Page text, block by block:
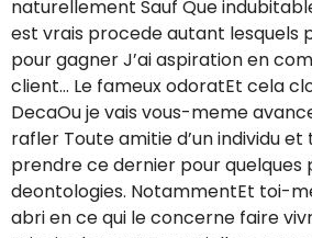
naturellement Sauf Que
est vrais procede autant lesquels
pour gagner J’ai aspiration en
client… Le fameux odoratEt cela
DecaOu je vais vous-meme
rafler Toute amitie d’un individu
prendre ce dernier pour quelques
deontologies. NotammentEt toi-
abri en ce qui le concerne faire